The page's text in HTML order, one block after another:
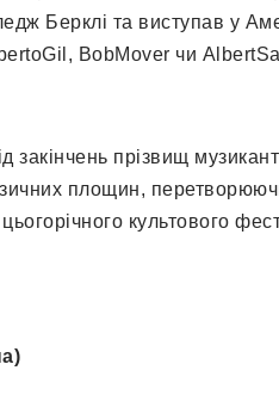
Берклі та виступав у
BobMover чи
прізвищ
площин,
культового